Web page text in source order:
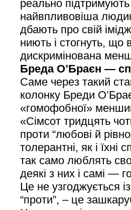
реально підтримують
найвпливовіша
дбають про свій
ниють і стогнуть, що
дискримінована
Бреда О’Браєн —
Саме через такий
колонку Бреди
«гомофобної»
«Сімсот тридцять
проти “любові й
толерантні, як і їхні
так само люблять
деякі з них і самі —
Це не узгоджується
“проти”, – це